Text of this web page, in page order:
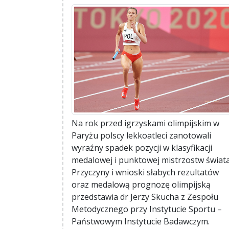
Na rok przed igrzyskami olimpijskim w
Paryżu polscy lekkoatleci zanotowali
wyraźny spadek pozycji w klasyfikacji
medalowej i punktowej mistrzostw
Przyczyny i wnioski słabych rezultatów
oraz medalową prognozę olimpijską
przedstawia dr Jerzy Skucha z Zespołu
Metodycznego przy Instytucie Sportu –
Państwowym Instytucie Badawczym.